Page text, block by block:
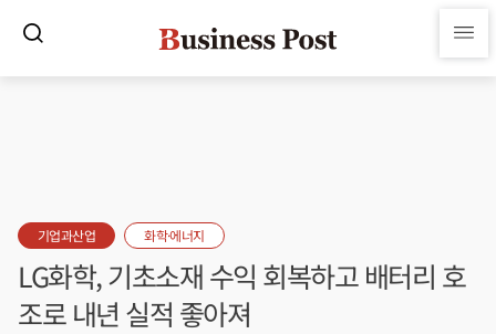
기업과산업 화학·에너지
LG화학, 기초소재 수익 회복하고 배터리 호
조로 내년 실적 좋아져